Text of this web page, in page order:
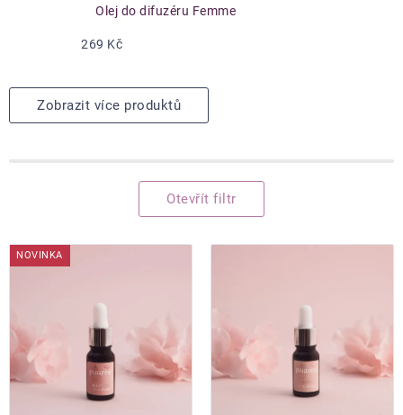
Olej do difuzéru Femme
269 Kč
Zobrazit více produktů
Otevřít filtr
produktů
NOVINKA